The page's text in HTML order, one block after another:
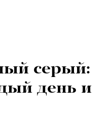
серый:
день и